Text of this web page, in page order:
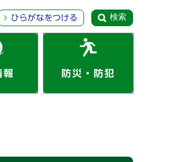
ひらがなをつける 検索
報 防災・防犯